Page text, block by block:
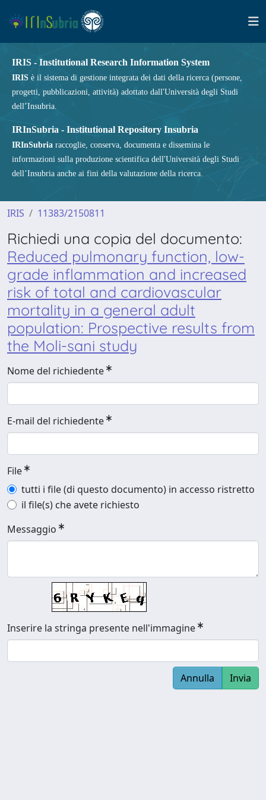
IRIS - Institutional Research Information System
IRIS è il sistema di gestione integrata dei dati della ricerca (persone,
progetti, pubblicazioni, attività) adottato dall'Università degli Studi
dell’Insubria.
IRInSubria - Institutional Repository Insubria
IRInSubria raccoglie, conserva, documenta e dissemina le
informazioni sulla produzione scientifica dell'Università degli Studi
dell’Insubria anche ai fini della valutazione della ricerca.
IRIS 11383/2150811
Richiedi una copia del documento:
Reduced pulmonary function, low-
grade inflammation and increased
risk of total and cardiovascular
mortality in a general adult
population: Prospective results from
the Moli-sani study
Nome del richiedente
E-mail del richiedente
File
tutti i file (di questo documento) in accesso ristretto
il file(s) che avete richiesto
Messaggio
Inserire la stringa presente nell'immagine
Annulla Invia